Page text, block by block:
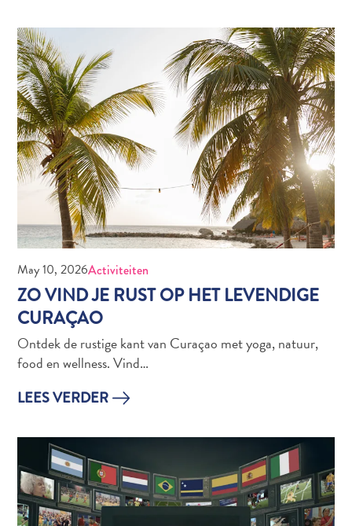
Duiken
Kindvriendelijk
Kultuur
&
Eten
Plan
Je
Trip
The
Blue
Wave
Updates
bohohotels
arty
restaurants:
mijn
May 10, 2026Activiteiten
ZO VIND JE RUST OP HET LEVENDIGE
CURAÇAO
Ontdek de rustige kant van Curaçao met yoga, natuur,
food en wellness. Vind…
LEES VERDER